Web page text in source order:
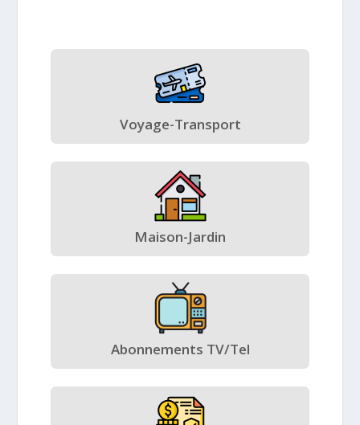
Voyage-Transport
Maison-Jardin
Abonnements TV/Tel